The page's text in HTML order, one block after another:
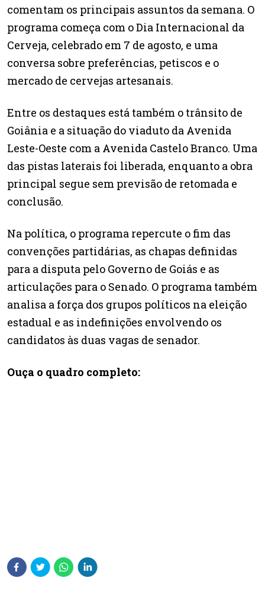
comentam os principais assuntos da semana. O
programa começa com o Dia Internacional da
Cerveja, celebrado em 7 de agosto, e uma
conversa sobre preferências, petiscos e o
mercado de cervejas artesanais.
Entre os destaques está também o trânsito de
Goiânia e a situação do viaduto da Avenida
Leste-Oeste com a Avenida Castelo Branco. Uma
das pistas laterais foi liberada, enquanto a obra
principal segue sem previsão de retomada e
conclusão.
Na política, o programa repercute o fim das
convenções partidárias, as chapas definidas
para a disputa pelo Governo de Goiás e as
articulações para o Senado. O programa também
analisa a força dos grupos políticos na eleição
estadual e as indefinições envolvendo os
candidatos às duas vagas de senador.
Ouça o quadro completo: